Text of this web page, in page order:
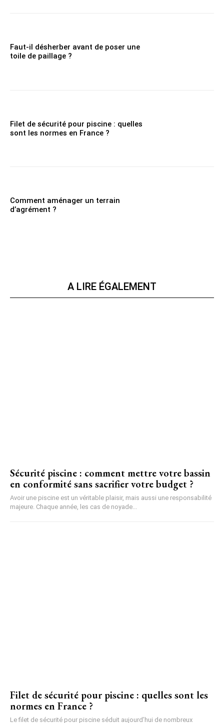
Faut-il désherber avant de poser une
toile de paillage ?
Filet de sécurité pour piscine : quelles
sont les normes en France ?
Comment aménager un terrain
d’agrément ?
A LIRE ÉGALEMENT
Sécurité piscine : comment mettre votre bassin
en conformité sans sacrifier votre budget ?
Avoir une piscine est un véritable plaisir, mais aussi une responsabilité
majeure. Chaque année, les cas de noyade...
Filet de sécurité pour piscine : quelles sont les
normes en France ?
Le filet de sécurité pour piscine séduit aujourd’hui de nombreux